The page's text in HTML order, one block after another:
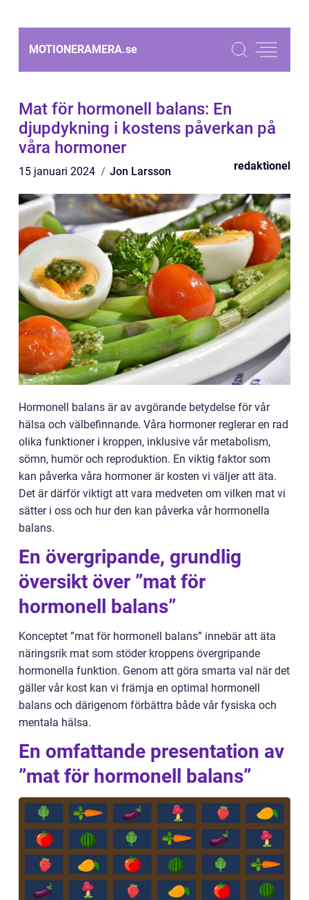
MOTIONERAMERA.se
Mat för hormonell balans: En
djupdykning i kostens påverkan på
våra hormoner
15 januari 2024 Jon Larsson redaktionel
Hormonell balans är av avgörande betydelse för vår
hälsa och välbefinnande. Våra hormoner reglerar en rad
olika funktioner i kroppen, inklusive vår metabolism,
sömn, humör och reproduktion. En viktig faktor som
kan påverka våra hormoner är kosten vi väljer att äta.
Det är därför viktigt att vara medveten om vilken mat vi
sätter i oss och hur den kan påverka vår hormonella
balans.
En övergripande, grundlig
översikt över ”mat för
hormonell balans”
Konceptet ”mat för hormonell balans” innebär att äta
näringsrik mat som stöder kroppens övergripande
hormonella funktion. Genom att göra smarta val när det
gäller vår kost kan vi främja en optimal hormonell
balans och därigenom förbättra både vår fysiska och
mentala hälsa.
En omfattande presentation av
”mat för hormonell balans”